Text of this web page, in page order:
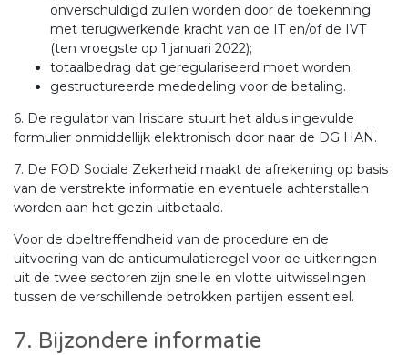
onverschuldigd zullen worden door de toekenning
met terugwerkende kracht van de IT en/of de IVT
(ten vroegste op 1 januari 2022);
totaalbedrag dat geregulariseerd moet worden;
gestructureerde mededeling voor de betaling.
6. De regulator van Iriscare stuurt het aldus ingevulde
formulier onmiddellijk elektronisch door naar de DG HAN.
7. De FOD Sociale Zekerheid maakt de afrekening op basis
van de verstrekte informatie en eventuele achterstallen
worden aan het gezin uitbetaald.
Voor de doeltreffendheid van de procedure en de
uitvoering van de anticumulatieregel voor de uitkeringen
uit de twee sectoren zijn snelle en vlotte uitwisselingen
tussen de verschillende betrokken partijen essentieel.
7. Bijzondere informatie